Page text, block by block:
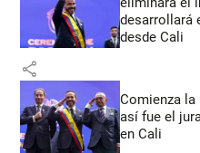
desarrollará
desde Cali
share
Comienza la
así fue el
en Cali